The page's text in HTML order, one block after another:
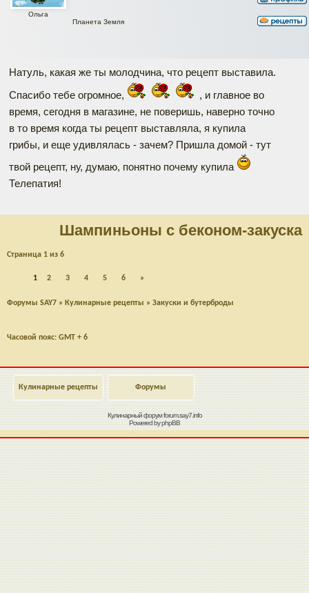
Ольга
Планета Земля
Натуль, какая же ты молодчина, что рецепт выставила.
Спасибо тебе огромное,
, и главное во
время, сегодня в магазине, не поверишь, наверно точно
в то время когда ты рецепт выставляла, я купила
грибы, и еще удивлялась - зачем? Пришла домой - тут
твой рецепт, ну, думаю, понятно почему купила
Телепатия!
Шампиньоны с беконом-закуска
Страница 1 из 6
1 2 3 4 5 6 »
Форумы SAY7 » Кулинарные рецепты » Закуски и бутерброды
Часовой пояс: GMT + 6
Кулинарные рецепты Форумы
Кулинарный форумforum.say7.info
Powered byphpBB